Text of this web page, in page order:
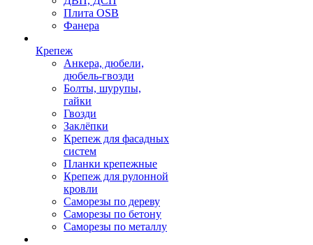
Плита OSB
Фанера
Крепеж
Анкера, дюбели,
дюбель-гвозди
Болты, шурупы,
гайки
Гвозди
Заклёпки
Крепеж для фасадных
систем
Планки крепежные
Крепеж для рулонной
кровли
Саморезы по дереву
Саморезы по бетону
Саморезы по металлу